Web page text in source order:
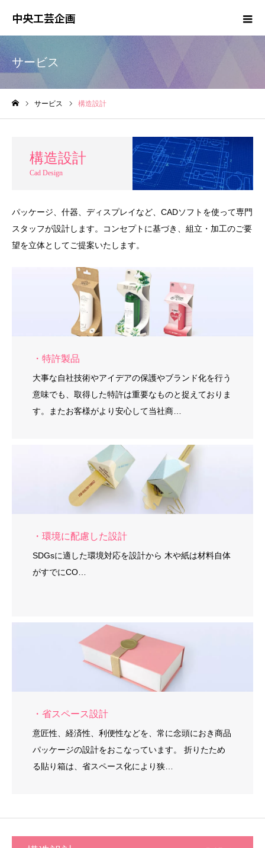
中央工芸企画
サービス
サービス 構造設計
構造設計
Cad Design
パッケージ、什器、ディスプレイなど、CADソフトを使って専門
スタッフが設計します。コンセプトに基づき、組立・加工のご要
望を立体としてご提案いたします。
・特許製品
大事な自社技術やアイデアの保護やブランド化を行う
意味でも、取得した特許は重要なものと捉えておりま
す。またお客様がより安心して当社商…
・環境に配慮した設計
SDGsに適した環境対応を設計から 木や紙は材料自体
がすでにCO…
・省スペース設計
意匠性、経済性、利便性などを、常に念頭におき商品
パッケージの設計をおこなっています。 折りたため
る貼り箱は、省スペース化により狭…